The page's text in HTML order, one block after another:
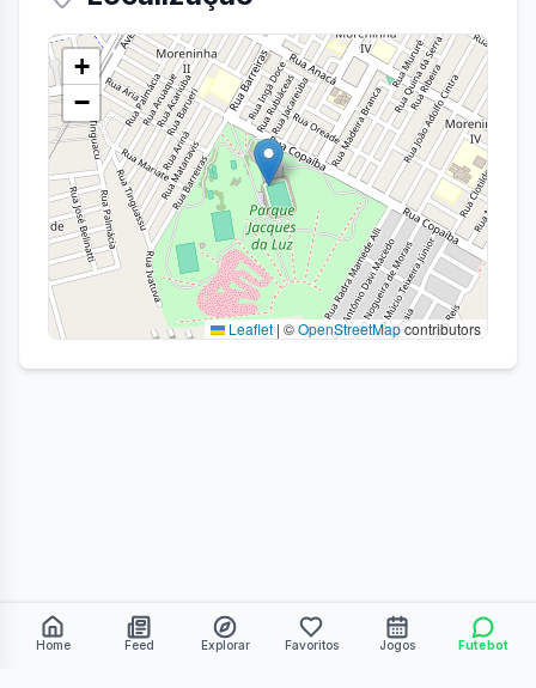
+
−
Leaflet | ©OpenStreetMapcontributors
Home Feed Explorar Favoritos Jogos Futebot